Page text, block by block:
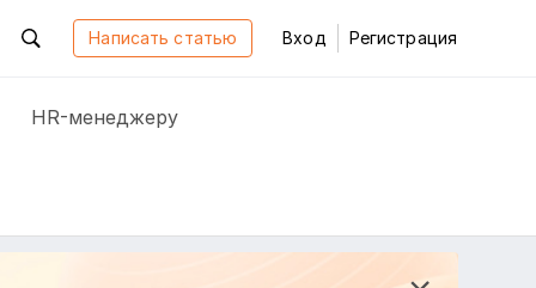
Написать статью Вход Регистрация
HR-менеджеру